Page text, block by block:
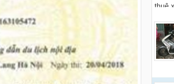
thuê xe máy ở tại Tuy Hòa Phú Yên
sinh
liên